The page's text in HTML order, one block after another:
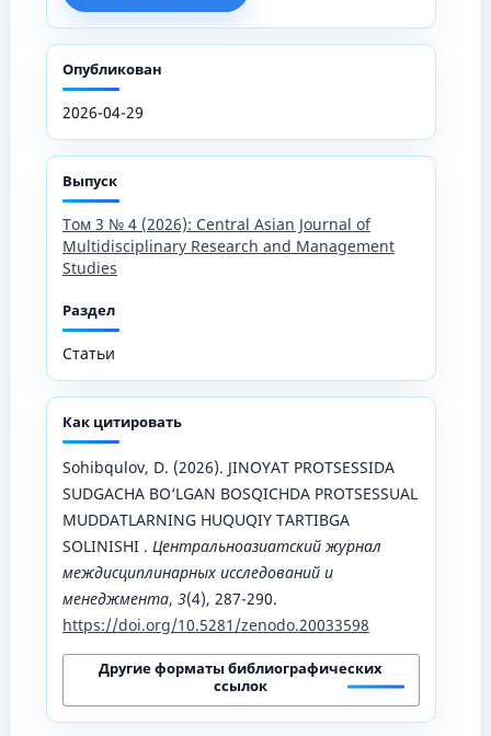
Опубликован
2026-04-29
Выпуск
Том 3 № 4 (2026): Central Asian Journal of
Multidisciplinary Research and Management
Studies
Раздел
Статьи
Как цитировать
Sohibqulov, D. (2026). JINOYAT PROTSESSIDA
SUDGACHA BO‘LGAN BOSQICHDA PROTSESSUAL
MUDDATLARNING HUQUQIY TARTIBGA
SOLINISHI . Центральноазиатский журнал
междисциплинарных исследований и
менеджмента, 3(4), 287-290.
https://doi.org/10.5281/zenodo.20033598
Другие форматы библиографических
ссылок